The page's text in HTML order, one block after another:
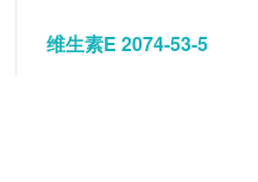
维生素E 2074-53-5